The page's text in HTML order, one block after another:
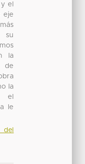
el
eje
su
la
de
la
el
le